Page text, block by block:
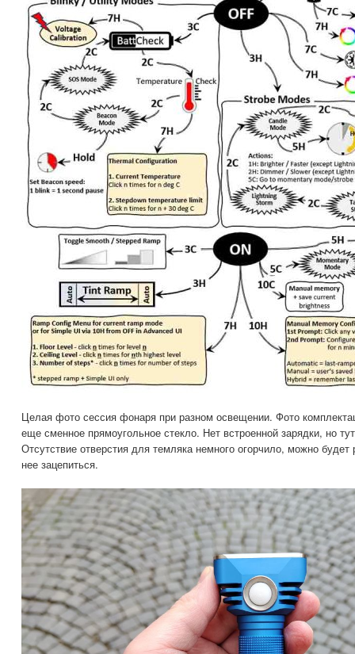
Целая фото сессия фонаря при разном освещении. Фото
еще сменное прямоугольное стекло. Нет встроенной зарядки, но
Отсутствие отверстия для темляка немного огорчило, можно будет
нее зацепиться.